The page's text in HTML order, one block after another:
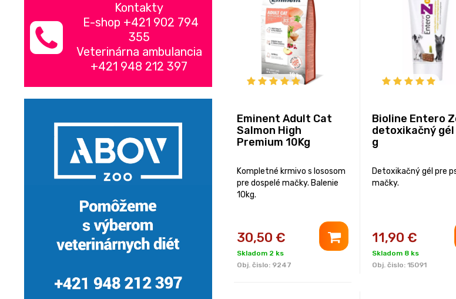
Eminent Adult Cat
Salmon High
Premium 10Kg
Kompletné krmivo s lososom
pre dospelé mačky. Balenie
10kg.
30,50 €
Skladom 2 ks
Obj. čislo: 9247
Bioline Entero
detoxikačný gél
g
Detoxikačný gél pre
mačky.
11,90 €
Skladom 8 ks
Obj. čislo: 15091
Kontakty
E-shop +421 902 794
355
Veterinárna ambulancia
+421 948 212 397